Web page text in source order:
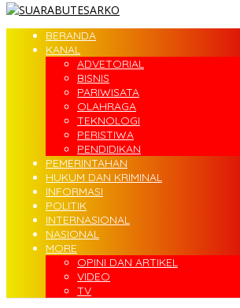
BERANDA
KANAL
ADVETORIAL
BISNIS
PARIWISATA
OLAHRAGA
TEKNOLOGI
PERISTIWA
PENDIDIKAN
PEMERINTAHAN
HUKUM DAN KRIMINAL
INFORMASI
POLITIK
INTERNASIONAL
NASIONAL
MORE
OPINI DAN ARTIKEL
VIDEO
TV